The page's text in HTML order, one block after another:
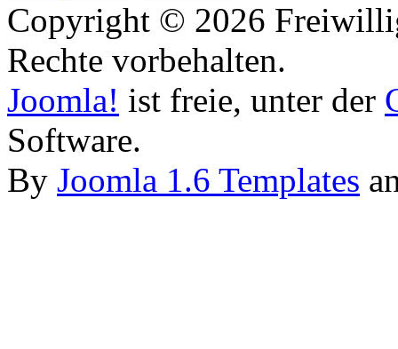
Copyright © 2026
Rechte vorbehalten.
Joomla! ist freie, unter der
Software.
By Joomla 1.6 Templates